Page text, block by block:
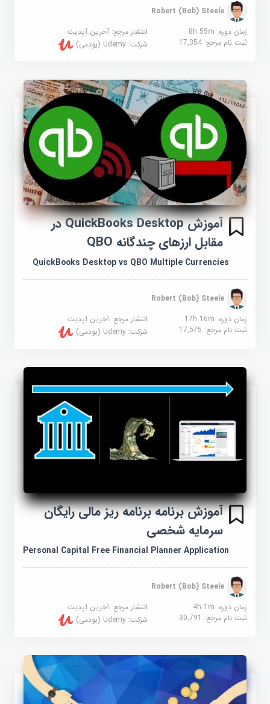
Robert (Bob) Steele
زمان دوره: 8h 55m
انتشار مرجع:آخرین آپدیت
ثبت نام مرجع:17,354 شرکت:Udemy (یودمی)
آموزش QuickBooks Desktop در
مقابل ارزهای چندگانه QBO
QuickBooks Desktop vs QBO Multiple Currencies
Robert (Bob) Steele
زمان دوره: 17h 16m
انتشار مرجع:آخرین آپدیت
ثبت نام مرجع:17,575 شرکت:Udemy (یودمی)
آموزش برنامه برنامه ریز مالی رایگان
سرمایه شخصی
Personal Capital Free Financial Planner Application
Robert (Bob) Steele
زمان دوره: 4h 1m
انتشار مرجع:آخرین آپدیت
ثبت نام مرجع:30,791 شرکت:Udemy (یودمی)